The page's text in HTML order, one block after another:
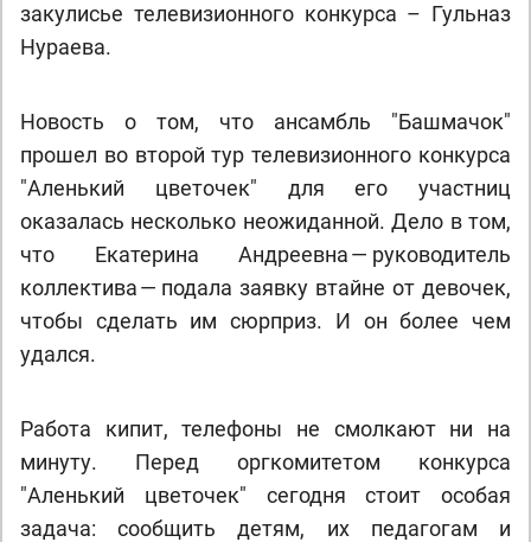
закулисье телевизионного конкурса – Гульназ
Нураева.
Новость о том, что ансамбль "Башмачок"
прошел во второй тур телевизионного конкурса
"Аленький цветочек" для его участниц
оказалась несколько неожиданной. Дело в том,
что Екатерина Андреевна — руководитель
коллектива — подала заявку втайне от девочек,
чтобы сделать им сюрприз. И он более чем
удался.
Работа кипит, телефоны не смолкают ни на
минуту. Перед оргкомитетом конкурса
"Аленький цветочек" сегодня стоит особая
задача: сообщить детям, их педагогам и